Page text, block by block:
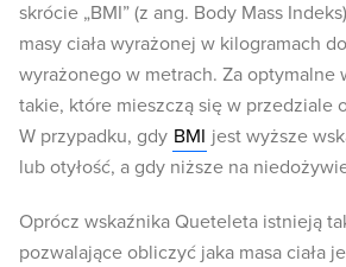
skrócie „BMI” (z ang. Body Mass
masy ciała wyrażonej w kilogramach
wyrażonego w metrach. Za optymalne
takie, które mieszczą się w przedziale
W przypadku, gdy BMI jest wyższe
lub otyłość, a gdy niższe na
Oprócz wskaźnika Queteleta istnieją
pozwalające obliczyć jaka masa ciała